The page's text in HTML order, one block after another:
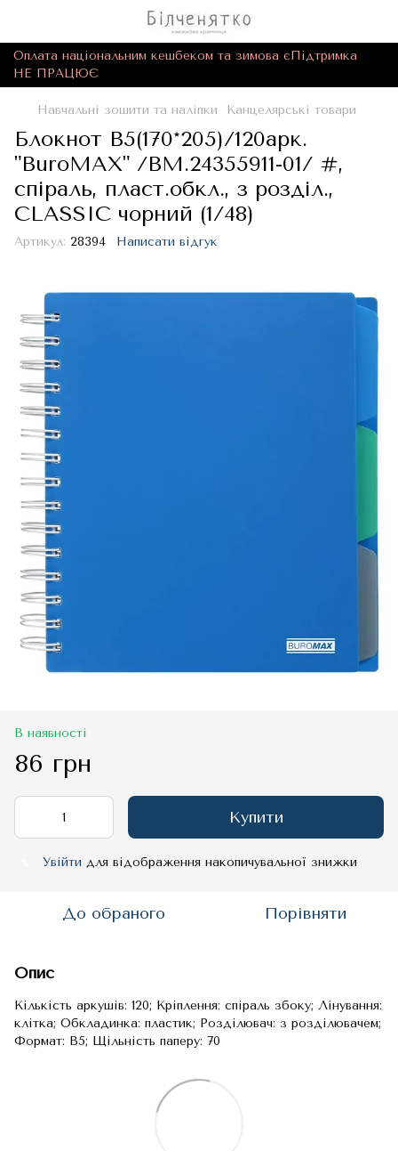
Оплата національним кешбеком та зимова єПідтримка
НЕ ПРАЦЮЄ
Навчальні зошити та наліпки Канцелярські товари
Блокнот В5(170*205)/120арк.
"BuroMAX" /BM.24355911-01/ #,
спіраль, пласт.обкл., з розділ.,
CLASSIC чорний (1/48)
Артикул: 28394 Написати відгук
В наявності
86 грн
Купити
Увійти для відображення накопичувальної знижки
До обраного Порівняти
Опис
Кількість аркушів: 120; Кріплення: спіраль збоку; Лінування:
клітка; Обкладинка: пластик; Розділювач: з розділювачем;
Формат: B5; Щільність паперу: 70